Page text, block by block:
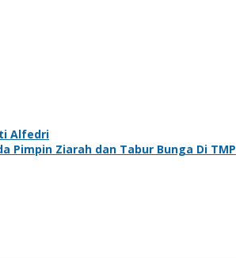
Alfedri
Pimpin Ziarah dan Tabur Bunga Di TMP